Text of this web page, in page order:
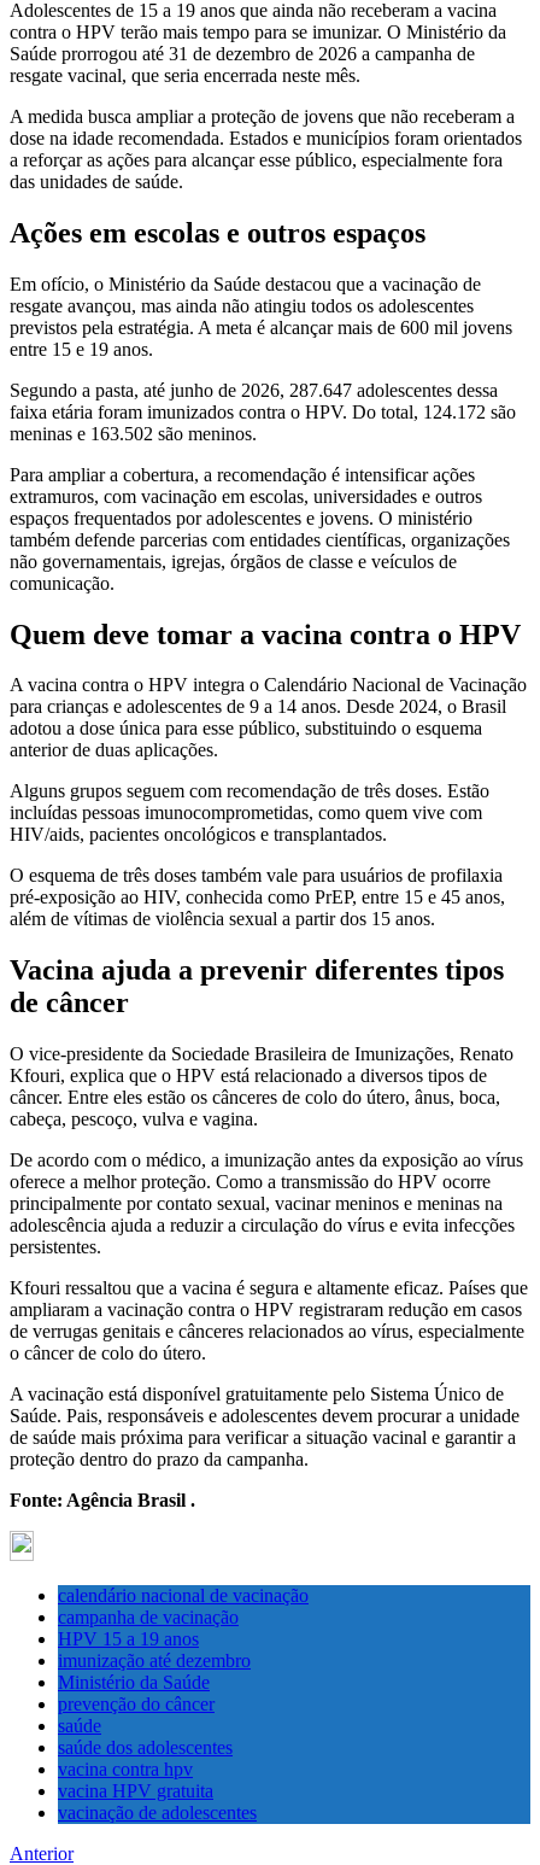
Adolescentes de 15 a 19 anos que ainda não receberam a vacina
contra o HPV terão mais tempo para se imunizar. O Ministério da
Saúde prorrogou até 31 de dezembro de 2026 a campanha de
resgate vacinal, que seria encerrada neste mês.
A medida busca ampliar a proteção de jovens que não receberam a
dose na idade recomendada. Estados e municípios foram orientados
a reforçar as ações para alcançar esse público, especialmente fora
das unidades de saúde.
Ações em escolas e outros espaços
Em ofício, o Ministério da Saúde destacou que a vacinação de
resgate avançou, mas ainda não atingiu todos os adolescentes
previstos pela estratégia. A meta é alcançar mais de 600 mil jovens
entre 15 e 19 anos.
Segundo a pasta, até junho de 2026, 287.647 adolescentes dessa
faixa etária foram imunizados contra o HPV. Do total, 124.172 são
meninas e 163.502 são meninos.
Para ampliar a cobertura, a recomendação é intensificar ações
extramuros, com vacinação em escolas, universidades e outros
espaços frequentados por adolescentes e jovens. O ministério
também defende parcerias com entidades científicas, organizações
não governamentais, igrejas, órgãos de classe e veículos de
comunicação.
Quem deve tomar a vacina contra o HPV
A vacina contra o HPV integra o Calendário Nacional de Vacinação
para crianças e adolescentes de 9 a 14 anos. Desde 2024, o Brasil
adotou a dose única para esse público, substituindo o esquema
anterior de duas aplicações.
Alguns grupos seguem com recomendação de três doses. Estão
incluídas pessoas imunocomprometidas, como quem vive com
HIV/aids, pacientes oncológicos e transplantados.
O esquema de três doses também vale para usuários de profilaxia
pré-exposição ao HIV, conhecida como PrEP, entre 15 e 45 anos,
além de vítimas de violência sexual a partir dos 15 anos.
Vacina ajuda a prevenir diferentes tipos
de câncer
O vice-presidente da Sociedade Brasileira de Imunizações, Renato
Kfouri, explica que o HPV está relacionado a diversos tipos de
câncer. Entre eles estão os cânceres de colo do útero, ânus, boca,
cabeça, pescoço, vulva e vagina.
De acordo com o médico, a imunização antes da exposição ao vírus
oferece a melhor proteção. Como a transmissão do HPV ocorre
principalmente por contato sexual, vacinar meninos e meninas na
adolescência ajuda a reduzir a circulação do vírus e evita infecções
persistentes.
Kfouri ressaltou que a vacina é segura e altamente eficaz. Países que
ampliaram a vacinação contra o HPV registraram redução em casos
de verrugas genitais e cânceres relacionados ao vírus, especialmente
o câncer de colo do útero.
A vacinação está disponível gratuitamente pelo Sistema Único de
Saúde. Pais, responsáveis e adolescentes devem procurar a unidade
de saúde mais próxima para verificar a situação vacinal e garantir a
proteção dentro do prazo da campanha.
Fonte: Agência Brasil .
calendário nacional de vacinação
campanha de vacinação
HPV 15 a 19 anos
imunização até dezembro
Ministério da Saúde
prevenção do câncer
saúde
saúde dos adolescentes
vacina contra hpv
vacina HPV gratuita
vacinação de adolescentes
Anterior